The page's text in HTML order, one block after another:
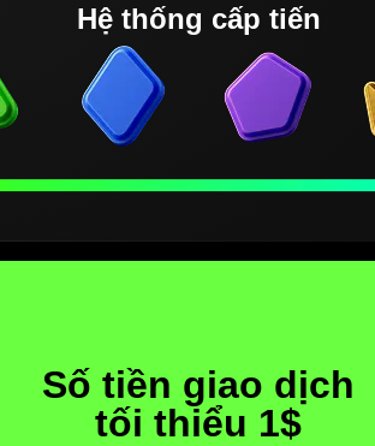
Hệ thống cấp tiến
Số tiền giao dịch
tối thiểu 1$